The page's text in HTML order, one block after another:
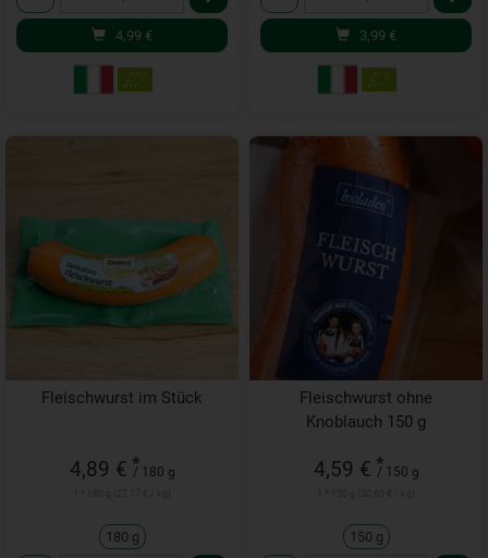
4,99 € 3,99 €
Fleischwurst im Stück
4,89 € *
/ 180 g
180 g
Fleischwurst ohne
Knoblauch 150 g
4,59 € *
/ 150 g
150 g